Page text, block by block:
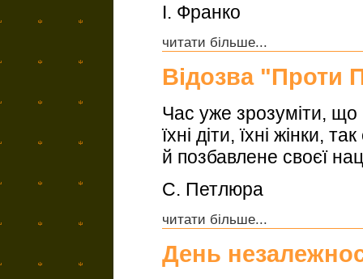
І. Франко
читати більше...
Відозва "Проти
Час уже зрозуміти,
їхні діти, їхні жінки,
й позбавлене своєї
С. Петлюра
читати більше...
День